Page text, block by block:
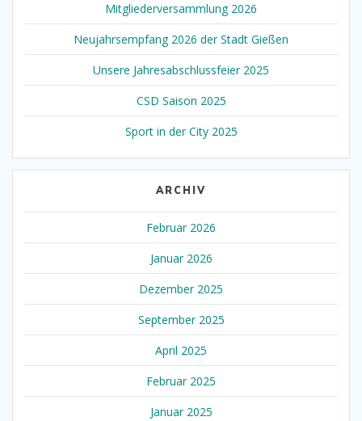
Mitgliederversammlung 2026
Neujahrsempfang 2026 der Stadt Gießen
Unsere Jahresabschlussfeier 2025
CSD Saison 2025
Sport in der City 2025
ARCHIV
Februar 2026
Januar 2026
Dezember 2025
September 2025
April 2025
Februar 2025
Januar 2025